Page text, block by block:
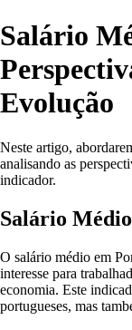
Salário
Evolução
Neste artigo,
analisando as
indicador.
Salário
O salário médio em
interesse para
economia. Este
portugueses, mas